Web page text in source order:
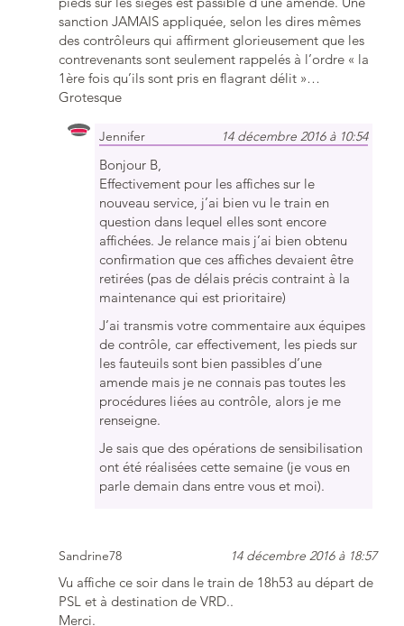
sanction JAMAIS appliquée, selon les dires mêmes
des contrôleurs qui affirment glorieusement que les
contrevenants sont seulement rappelés à l’ordre « la
1ère fois qu’ils sont pris en flagrant délit »…
Grotesque
Jennifer 14 décembre 2016 à 10:54
Bonjour B,
Effectivement pour les affiches sur le
nouveau service, j’ai bien vu le train en
question dans lequel elles sont encore
affichées. Je relance mais j’ai bien obtenu
confirmation que ces affiches devaient être
retirées (pas de délais précis contraint à la
maintenance qui est prioritaire)
J’ai transmis votre commentaire aux équipes
de contrôle, car effectivement, les pieds sur
les fauteuils sont bien passibles d’une
amende mais je ne connais pas toutes les
procédures liées au contrôle, alors je me
renseigne.
Je sais que des opérations de sensibilisation
ont été réalisées cette semaine (je vous en
parle demain dans entre vous et moi).
Sandrine78 14 décembre 2016 à 18:57
Vu affiche ce soir dans le train de 18h53 au départ de
PSL et à destination de VRD..
Merci.